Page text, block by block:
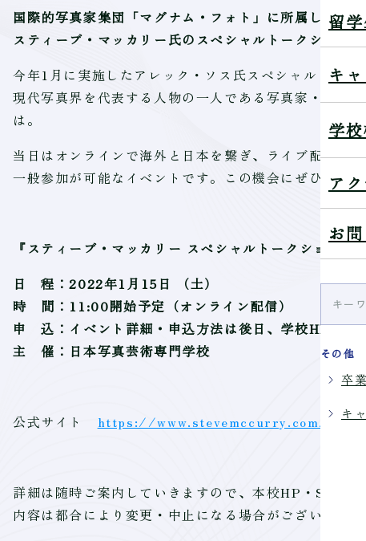
留
キ
学
ア
お
その他
卒
キ
国際的写真家集団「マグナム・フォト」に所属し、現
スティーブ・マッカリー氏のスペシャルトークショー
今年1月に実施したアレック・ソス氏スペシャルトー
現代写真界を代表する人物の一人である写真家・ステ
は。
当日はオンラインで海外と日本を繋ぎ、ライブ配信と
一般参加が可能なイベントです。この機会にぜひご高覧
『スティーブ・マッカリー スペシャルトークショー 』
日 程：2022年1月15日 （土）
時 間：11:00開始予定（オンライン配信）
申 込：イベント詳細・申込方法は後日、学校HP・
主 催：日本写真芸術専門学校
公式サイト https://www.stevemccurry.com/
詳細は随時ご案内していきますので、本校HP・SNS
内容は都合により変更・中止になる場合がございます